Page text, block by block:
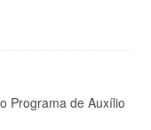
Programa de Auxílio